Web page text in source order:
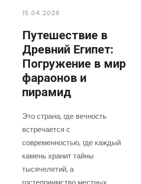
15.04.2026
Путешествие в
Древний Египет:
Погружение в мир
фараонов и
пирамид
Это страна, где вечность
встречается с
современностью, где каждый
камень хранит тайны
тысячелетий, а